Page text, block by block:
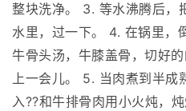
整块洗净。 3. 等水沸腾后，
水里，过一下。 4. 在锅里，
牛骨头汤，牛膝盖骨，切好
上一会儿。 5. 当肉煮到半成
入??和牛排骨肉用小火炖，